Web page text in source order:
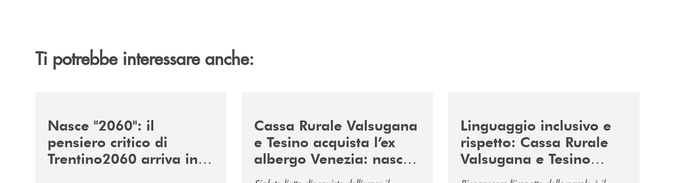
Ti potrebbe interessare anche:
Nasce "2060": il
pensiero critico di
Trentino2060 arriva in
Cassa Rurale Valsugana
e Tesino acquista l’ex
albergo Venezia: nasce
il nuovo polo
Linguaggio inclusivo e
rispetto: Cassa Rurale
Valsugana e Tesino
promuove la campagna